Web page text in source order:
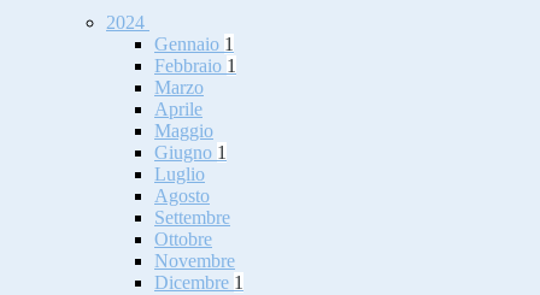
2024
Gennaio 1
Febbraio 1
Marzo
Aprile
Maggio
Giugno 1
Luglio
Agosto
Settembre
Ottobre
Novembre
Dicembre 1